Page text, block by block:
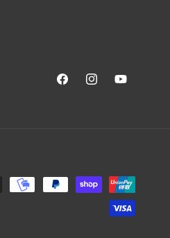
FacebookInstagramYouTube